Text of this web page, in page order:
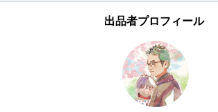
出品者プロフィール